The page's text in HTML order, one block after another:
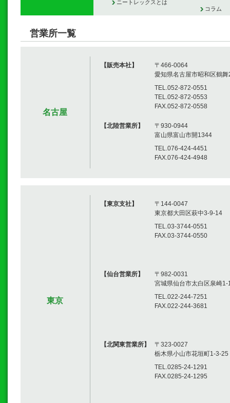
ニートレックスとは
コラム
営業所一覧
名古屋
【販売本社】
〒466-0064
愛知県名古屋市昭和区鶴
TEL.052-872-0551
TEL.052-872-0553
FAX.052-872-0558
【北陸営業所】
〒930-0944
富山県富山市開1344
TEL.076-424-4451
FAX.076-424-4948
東京
【東京支社】
〒144-0047
東京都大田区萩中3-9-14
TEL.03-3744-0551
FAX.03-3744-0550
【仙台営業所】
〒982-0031
宮城県仙台市太白区泉崎1-
TEL.022-244-7251
FAX.022-244-3681
【北関東営業所】
〒323-0027
栃木県小山市花垣町1-3-25
TEL.0285-24-1291
FAX.0285-24-1295